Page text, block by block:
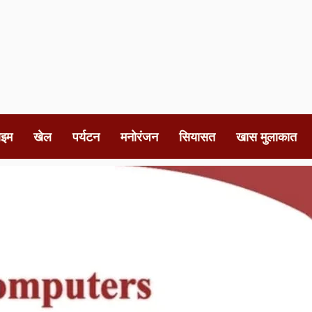
खेल पर्यटन मनोरंजन सियासत खास मुलाकात